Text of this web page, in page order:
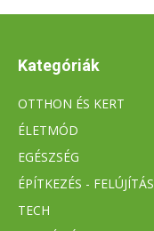
Kategóriák
OTTHON ÉS KERT
ÉLETMÓD
EGÉSZSÉG
ÉPÍTKEZÉS - FELÚJÍTÁS
TECH